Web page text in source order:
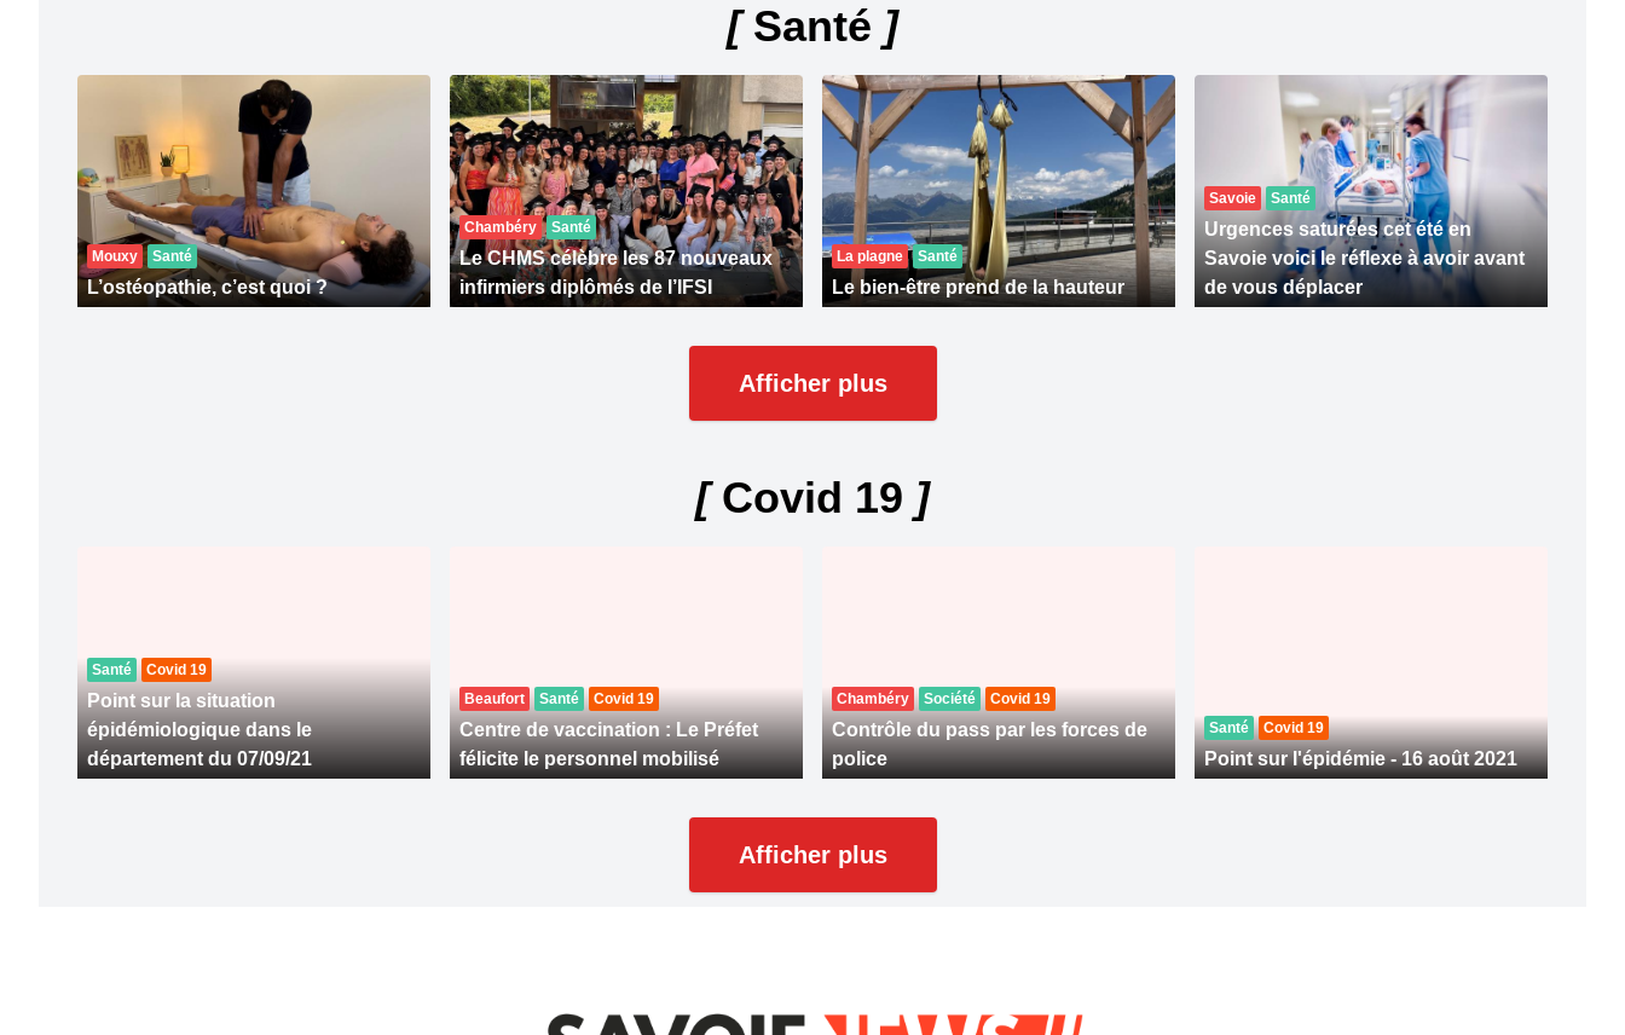
[Santé ]
Mouxy Santé
L’ostéopathie, c’est quoi ?
Chambéry Santé
Le CHMS célèbre les 87 nouveaux
infirmiers diplômés de l’IFSI
La plagne Santé
Le bien-être prend de la hauteur
Savoie Santé
Urgences saturées cet été en
Savoie voici le réflexe à avoir avant
de vous déplacer
Afficher plus
[Covid 19 ]
Santé Covid 19
Point sur la situation
épidémiologique dans le
département du 07/09/21
Beaufort Santé Covid 19
Centre de vaccination : Le Préfet
félicite le personnel mobilisé
Chambéry Société Covid 19
Contrôle du pass par les forces de
police
Santé Covid 19
Point sur l'épidémie - 16 août 2021
Afficher plus